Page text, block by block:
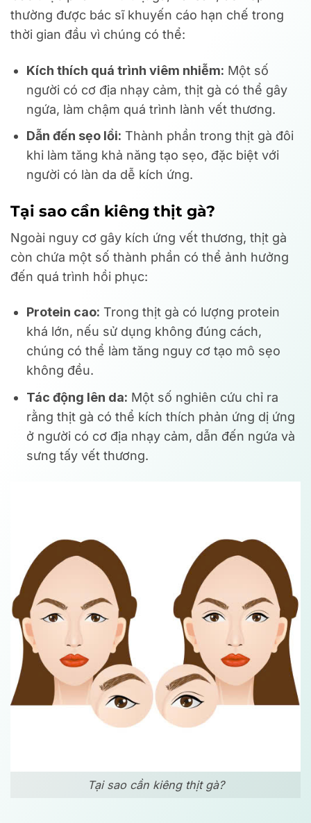
thường được bác sĩ khuyến cáo hạn chế trong
thời gian đầu vì chúng có thể:
Kích thích quá trình viêm nhiễm: Một số
người có cơ địa nhạy cảm, thịt gà có thể gây
ngứa, làm chậm quá trình lành vết thương.
Dẫn đến sẹo lồi: Thành phần trong thịt gà đôi
khi làm tăng khả năng tạo sẹo, đặc biệt với
người có làn da dễ kích ứng.
Tại sao cần kiêng thịt gà?
Ngoài nguy cơ gây kích ứng vết thương, thịt gà
còn chứa một số thành phần có thể ảnh hưởng
đến quá trình hồi phục:
Protein cao: Trong thịt gà có lượng protein
khá lớn, nếu sử dụng không đúng cách,
chúng có thể làm tăng nguy cơ tạo mô sẹo
không đều.
Tác động lên da: Một số nghiên cứu chỉ ra
rằng thịt gà có thể kích thích phản ứng dị ứng
ở người có cơ địa nhạy cảm, dẫn đến ngứa và
sưng tấy vết thương.
Tại sao cần kiêng thịt gà?